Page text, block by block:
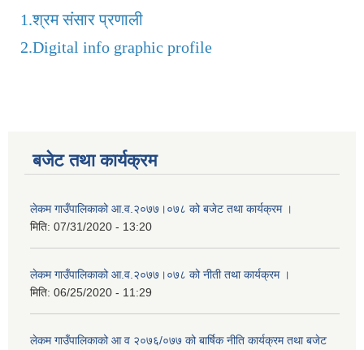
1.श्रम संसार प्रणाली
2.Digital info graphic profile
बजेट तथा कार्यक्रम
लेकम गाउँपालिकाको आ.व.२०७७।०७८ को बजेट तथा कार्यक्रम ।
मिति: 07/31/2020 - 13:20
लेकम गाउँपालिकाको आ.व.२०७७।०७८ को नीती तथा कार्यक्रम ।
मिति: 06/25/2020 - 11:29
लेकम गाउँपालिकाको आ व २०७६/०७७ को बार्षिक नीति कार्यक्रम तथा बजेट